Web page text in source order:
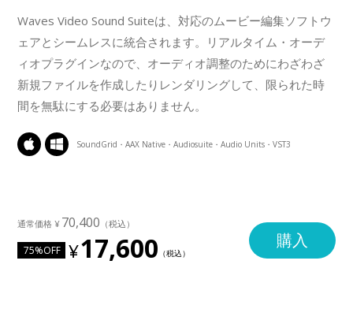
Waves Video Sound Suiteは、対応のムービー編集ソフトウ
ェアとシームレスに統合されます。リアルタイム・オーデ
ィオプラグインなので、オーディオ調整のためにわざわざ
新規ファイルを作成したりレンダリングして、限られた時
間を無駄にする必要はありません。
SoundGrid・AAX Native・Audiosuite・Audio Units・VST3
70,400
75%OFF 17,600 購入